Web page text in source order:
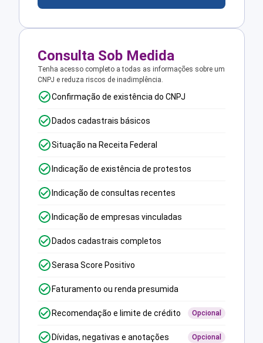
Consulta Sob Medida
Tenha acesso completo a todas as informações sobre um
CNPJ e reduza riscos de inadimplência.
Confirmação de existência do CNPJ
Dados cadastrais básicos
Situação na Receita Federal
Indicação de existência de protestos
Indicação de consultas recentes
Indicação de empresas vinculadas
Dados cadastrais completos
Serasa Score Positivo
Faturamento ou renda presumida
Recomendação e limite de crédito Opcional
Dívidas, negativas e anotações Opcional